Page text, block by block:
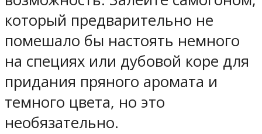
который предварительно не
помешало бы настоять немного
на специях или дубовой коре для
придания пряного аромата и
темного цвета, но это
необязательно.